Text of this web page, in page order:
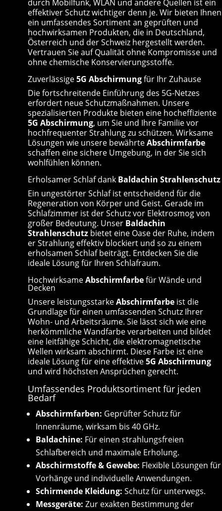
durch Mobilfunk, WLAN und andere Quellen ist ein
effektiver Schutz wichtiger denn je. Wir bieten Ihnen
ein umfassendes Sortiment an geprüften und
hochwirksamen Produkten, die in Deutschland,
Österreich und der Schweiz hergestellt werden.
Vertrauen Sie auf Qualität ohne Kompromisse und
ohne chemische Konservierungsstoffe.
Zuverlässige5G Abschirmungfür Ihr Zuhause
Die fortschreitende Einführung des 5G-Netzes
erfordert neue Schutzmaßnahmen. Unsere
spezialisierten Produkte bieten eine hocheffiziente
5G Abschirmung, um Sie und Ihre Familie vor
hochfrequenter Strahlung zu schützen. Wirksame
Lösungen wie unsere bewährteAbschirmfarbe
schaffen eine sichere Umgebung, in der Sie sich
wohlfühlen können.
Erholsamer Schlaf dank Baldachin Strahlenschutz
Ein ungestörter Schlaf ist entscheidend für die
Regeneration von Körper und Geist. Gerade im
Schlafzimmer ist der Schutz vor Elektrosmog von
großer Bedeutung. Unser Baldachin
Strahlenschutz bietet eine Oase der Ruhe, indem
er Strahlung effektiv blockiert und so zu einem
erholsamen Schlaf beiträgt. Entdecken Sie die
ideale Lösung für Ihren Schlafraum.
HochwirksameAbschirmfarbefür Wände und
Decken
Unsere leistungsstarkeAbschirmfarbe ist die
Grundlage für einen umfassenden Schutz Ihrer
Wohn- und Arbeitsräume. Sie lässt sich wie eine
herkömmliche Wandfarbe verarbeiten und bildet
eine leitfähige Schicht, die elektromagnetische
Wellen wirksam abschirmt. Diese Farbe ist eine
ideale Lösung für eine effektive5G Abschirmung
und wird höchsten Ansprüchen gerecht.
Umfassendes Produktsortiment für jeden
Bedarf
Abschirmfarben: Geprüfter Schutz für
Innenräume, wirksam bis 40 GHz.
Baldachine: Für einen strahlungsfreien
Schlafbereich und maximale Erholung.
Abschirmstoffe & Gewebe: Flexible Lösungen für
Vorhänge und individuelle Anwendungen.
Schirmende Kleidung: Schutz für unterwegs.
Messgeräte: Zur exakten Bestimmung der